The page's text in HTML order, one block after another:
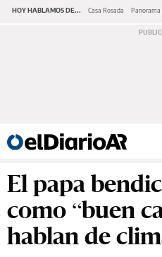
HOY HABLAMOS DE... Casa Rosada Panorama
El papa
como “buen
hablan de